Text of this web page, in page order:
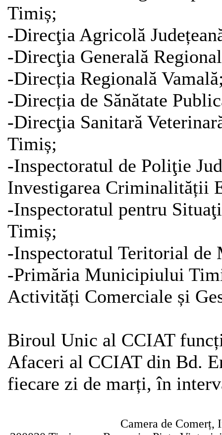
Timiș;
-Direcţia Agricolă
-Direcţia Generală
-Direcția Regională
-Direcția de Sănătate
-Direcţia Sanitară
Timiș;
-Inspectoratul de Poliţie
Investigarea Criminalității
-Inspectoratul pentru
Timiș;
-Inspectoratul Teritorial de
-Primăria Municipiului
Activități Comerciale și
Biroul Unic al CCIAT
Afaceri al CCIAT din Bd.
fiecare zi de marți, în
Camera de